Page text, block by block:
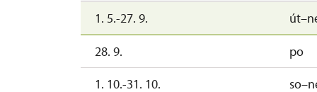
1. 5.-27. 9.
28. 9. po
1. 10.-31. 10.